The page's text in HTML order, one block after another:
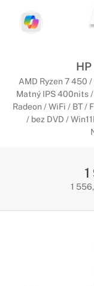
AMD Ryzen 7 450
Matný IPS 400nits /
Radeon / WiFi / BT /
/ bez DVD /
1